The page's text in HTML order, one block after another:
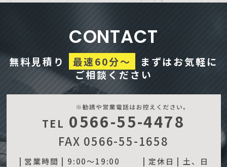
CONTACT
無料見積り 最速60分～
まずはお気軽に
ご相談ください
TEL 0566-55-4478
FAX 0566-55-1658
| 営業時間 | 9:00～19:00 | 定休日 | 土、日